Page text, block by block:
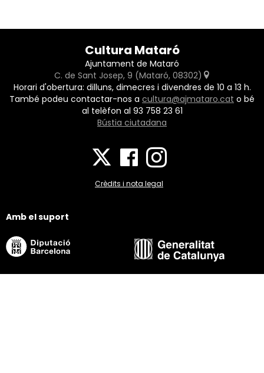
Cultura Mataró
Ajuntament de Mataró
C. de Sant Josep, 9 (Mataró, 08302)
Horari d'obertura: dilluns, dimecres i divendres de 10 a 13 h.
També podeu contactar-nos a cultura@ajmataro.cat o bé
al telèfon al 93 758 23 61
Bústia ciutadana
Crèdits i nota legal
Amb el suport